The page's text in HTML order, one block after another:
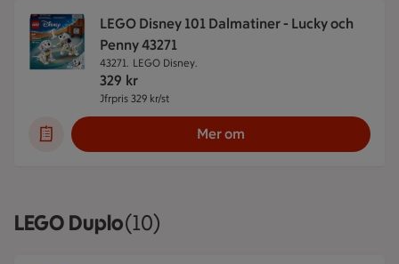
LEGO Disney 101 Dalmatiner - Lucky och
Penny 43271
43271. LEGO Disney.
329 kr
Jfrpris 329 kr/st
Mer om
LEGO DuploVisar 10 stycken
(10)